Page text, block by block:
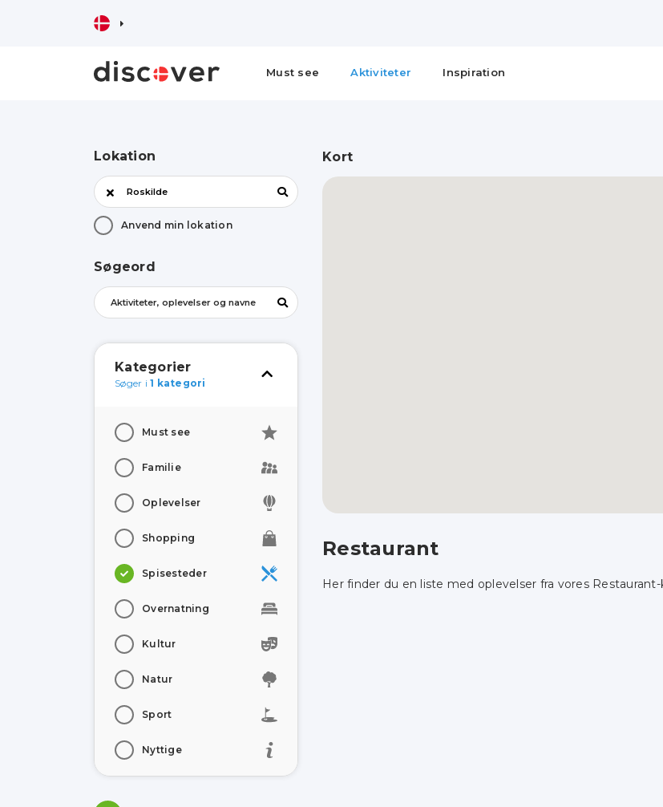
Must see Aktiviteter Inspiration
Lokation
Anvend min lokation
Søgeord
Kategorier
Søger i 1 kategori
Must see
Familie
Oplevelser
Shopping
Spisesteder
Overnatning
Kultur
Natur
Sport
Nyttige
Kort
Restaurant
Her finder du en liste med oplevelser fra vores